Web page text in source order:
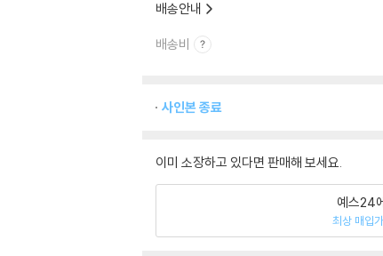
배송안내
배송비
사인본 종료
이미 소장하고 있다면 판매해 보세요.
예스24
최상 매입